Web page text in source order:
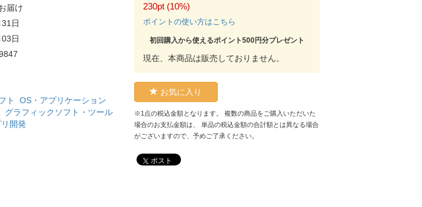
届け
日
日
ト
OS・アプリケーション
グラフィックソフト・ツール
開発
230pt (10%)
ポイントの使い方はこちら
初回購入から使えるポイント500円分プレゼント
現在、本商品は販売しておりません。
お気に入り
※1点の税込金額となります。 複数の商品をご購入いただいた
場合のお支払金額は、 単品の税込金額の合計額とは異なる場合
がございますので、予めご了承ください。
ポスト